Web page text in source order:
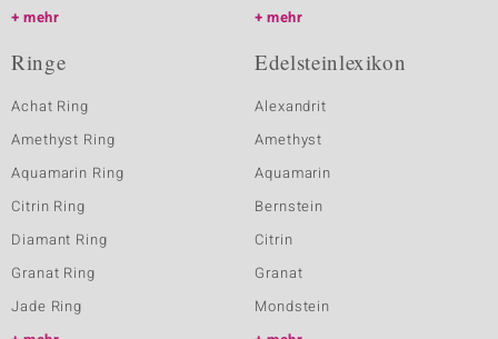
mehr
mehr
Ringe
Achat Ring
Amethyst Ring
Aquamarin Ring
Citrin Ring
Diamant Ring
Granat Ring
Jade Ring
Edelsteinlexikon
Alexandrit
Amethyst
Aquamarin
Bernstein
Citrin
Granat
Mondstein